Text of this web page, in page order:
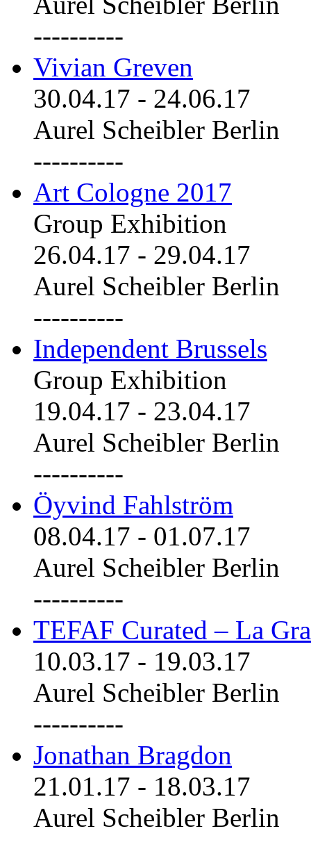
----------
Vivian Greven
30.04.17 - 24.06.17
Aurel Scheibler Berlin
----------
Art Cologne 2017
Group Exhibition
26.04.17 - 29.04.17
Aurel Scheibler Berlin
----------
Independent Brussels
Group Exhibition
19.04.17 - 23.04.17
Aurel Scheibler Berlin
----------
Öyvind Fahlström
08.04.17 - 01.07.17
Aurel Scheibler Berlin
----------
TEFAF Curated – La
10.03.17 - 19.03.17
Aurel Scheibler Berlin
----------
Jonathan Bragdon
21.01.17 - 18.03.17
Aurel Scheibler Berlin